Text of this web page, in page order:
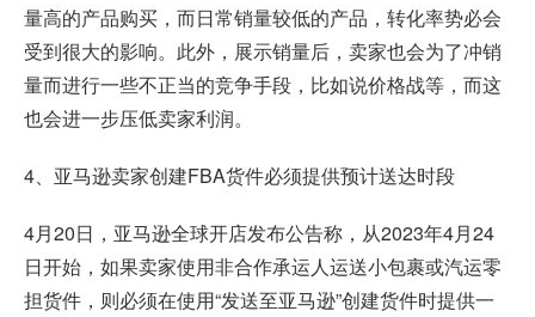
量高的产品购买，而日常销量较低的产品，转化率势必会
受到很大的影响。此外，展示销量后，卖家也会为了冲销
量而进行一些不正当的竞争手段，比如说价格战等，而这
也会进一步压低卖家利润。
4、亚马逊卖家创建FBA货件必须提供预计送达时段
4月20日，亚马逊全球开店发布公告称，从2023年4月24
日开始，如果卖家使用非合作承运人运送小包裹或汽运零
担货件，则必须在使用“发送至亚马逊”创建货件时提供一